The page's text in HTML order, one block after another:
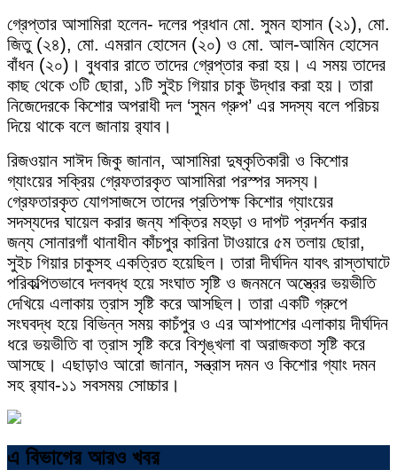
গ্রেপ্তার আসামিরা হলেন- দলের প্রধান মো. সুমন হাসান (২১), মো.
জিতু (২৪), মো. এমরান হোসেন (২০) ও মো. আল-আমিন হোসেন
বাঁধন (২০)। বুধবার রাতে তাদের গ্রেপ্তার করা হয়। এ সময় তাদের
কাছ থেকে ৩টি ছোরা, ১টি সুইচ গিয়ার চাকু উদ্ধার করা হয়। তারা
নিজেদেরকে কিশোর অপরাধী দল ‘সুমন গ্রুপ’ এর সদস্য বলে পরিচয়
দিয়ে থাকে বলে জানায় র‍্যাব।
রিজওয়ান সাঈদ জিকু জানান, আসামিরা দুষ্কৃতিকারী ও কিশোর
গ্যাংয়ের সক্রিয় গ্রেফতারকৃত আসামিরা পরস্পর সদস্য।
গ্রেফতারকৃত যোগসাজসে তাদের প্রতিপক্ষ কিশোর গ্যাংয়ের
সদস্যদের ঘায়েল করার জন্য শক্তির মহড়া ও দাপট প্রদর্শন করার
জন্য সোনারগাঁ থানাধীন কাঁচপুর কারিনা টাওয়ারে ৫ম তলায় ছোরা,
সুইচ গিয়ার চাকুসহ একত্রিত হয়েছিল। তারা দীর্ঘদিন যাবৎ রাস্তাঘাটে
পরিকল্পিতভাবে দলবদ্ধ হয়ে সংঘাত সৃষ্টি ও জনমনে অস্ত্রের ভয়ভীতি
দেখিয়ে এলাকায় ত্রাস সৃষ্টি করে আসছিল। তারা একটি গ্রুপে
সংঘবদ্ধ হয়ে বিভিন্ন সময় কাচঁপুর ও এর আশপাশের এলাকায় দীর্ঘদিন
ধরে ভয়ভীতি বা ত্রাস সৃষ্টি করে বিশৃঙ্খলা বা অরাজকতা সৃষ্টি করে
আসছে। এছাড়াও আরো জানান, সন্ত্রাস দমন ও কিশোর গ্যাং দমন
সহ র‍্যাব-১১ সবসময় সোচ্চার।
এ বিভাগের আরও খবর